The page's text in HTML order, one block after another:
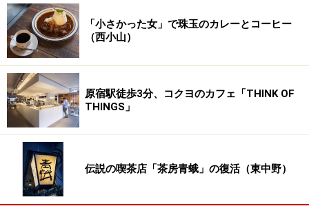
「小さかった女」で珠玉のカレーとコーヒー
（西小山）
原宿駅徒歩3分、コクヨのカフェ「THINK OF
THINGS」
伝説の喫茶店「茶房青蛾」の復活（東中野）